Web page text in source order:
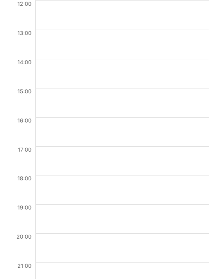
12:00
13:00
14:00
15:00
16:00
17:00
18:00
19:00
20:00
21:00